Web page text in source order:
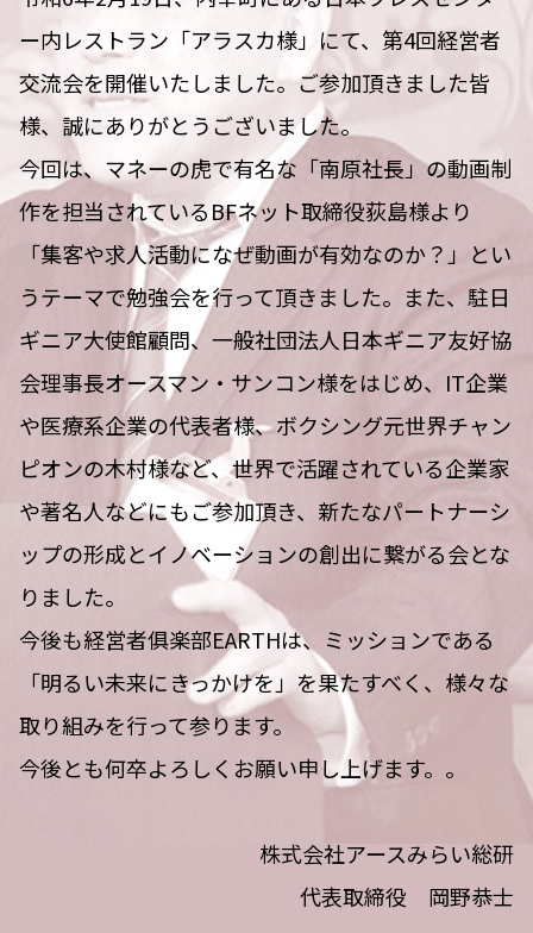
ー内レストラン「アラスカ様」にて、第4回経営者
交流会を開催いたしました。ご参加頂きました皆
様、誠にありがとうございました。
今回は、マネーの虎で有名な「南原社長」の動画制
作を担当されているBFネット取締役荻島様より
「集客や求人活動になぜ動画が有効なのか？」とい
うテーマで勉強会を行って頂きました。また、駐日
ギニア大使館顧問、一般社団法人日本ギニア友好協
会理事長オースマン・サンコン様をはじめ、IT企業
や医療系企業の代表者様、ボクシング元世界チャン
ピオンの木村様など、世界で活躍されている企業家
や著名人などにもご参加頂き、新たなパートナーシ
ップの形成とイノベーションの創出に繋がる会とな
りました。
今後も経営者俱楽部EARTHは、ミッションである
「明るい未来にきっかけを」を果たすべく、様々な
取り組みを行って参ります。
今後とも何卒よろしくお願い申し上げます。。
株式会社アースみらい総研
代表取締役 岡野恭士